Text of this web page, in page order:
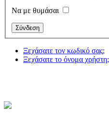
Να με θυμάσαι
Ξεχάσατε τον κωδικό σας;
Ξεχάσατε το όνομα χρήστη;